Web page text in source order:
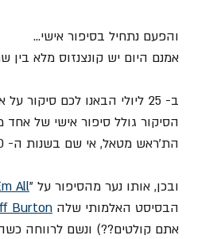
והפעם נתחיל בסיפור אישי...
אמנם היום יש קונצנזוס מלא בין
ב- 25 ליולי הבאנו לכם סיקור על אלבום הבכורה של הלהקה המדהימה הזאת, האלבום
הת'ראש מטאל, אי שם בשנות ה- 80 של המאה הקודמת.
ובכן, אותו נער מהסיפור על "All
הבסיסט האלמותי שלה Burton
אתם קולטים??) ונשם לרווחה